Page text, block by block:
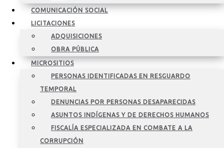
COMUNICACIÓN SOCIAL
LICITACIONES
ADQUISICIONES
OBRA PÚBLICA
MICROSITIOS
PERSONAS IDENTIFICADAS EN RESGUARDO
TEMPORAL
DENUNCIAS POR PERSONAS DESAPARECIDAS
ASUNTOS INDÍGENAS Y DE DERECHOS HUMANOS
FISCALÍA ESPECIALIZADA EN COMBATE A LA
CORRUPCIÓN